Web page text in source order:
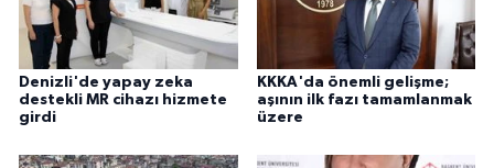
Denizli'de yapay zeka
destekli MR cihazı hizmete
girdi
KKKA'da önemli gelişme;
aşının ilk fazı tamamlanmak
üzere